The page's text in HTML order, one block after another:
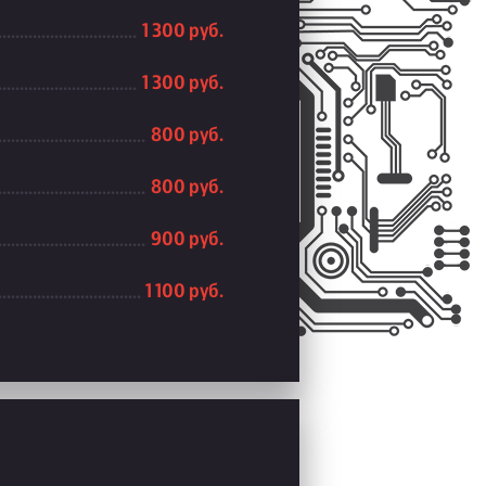
1 300 руб.
1 300 руб.
800 руб.
800 руб.
900 руб.
1 100 руб.